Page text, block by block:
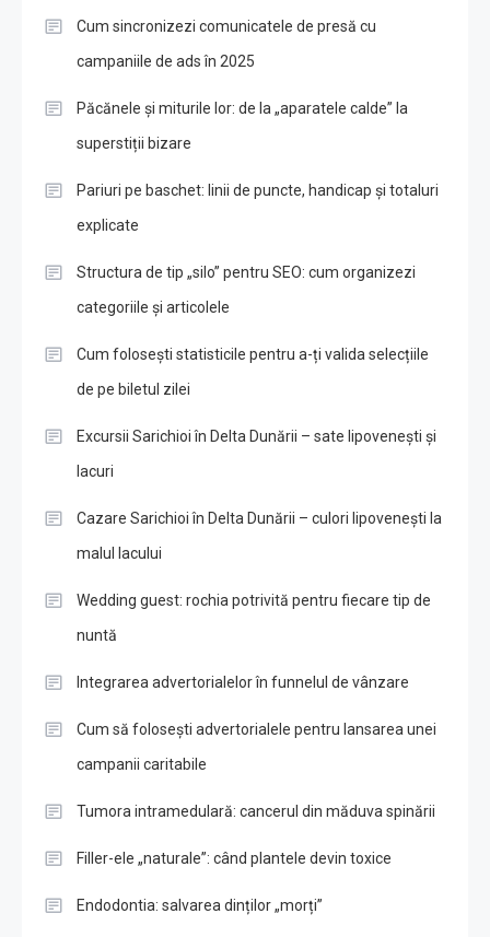
Cum sincronizezi comunicatele de presă cu
campaniile de ads în 2025
Păcănele și miturile lor: de la „aparatele calde” la
superstiții bizare
Pariuri pe baschet: linii de puncte, handicap și totaluri
explicate
Structura de tip „silo” pentru SEO: cum organizezi
categoriile și articolele
Cum folosești statisticile pentru a-ți valida selecțiile
de pe biletul zilei
Excursii Sarichioi în Delta Dunării – sate lipovenești și
lacuri
Cazare Sarichioi în Delta Dunării – culori lipovenești la
malul lacului
Wedding guest: rochia potrivită pentru fiecare tip de
nuntă
Integrarea advertorialelor în funnelul de vânzare
Cum să folosești advertorialele pentru lansarea unei
campanii caritabile
Tumora intramedulară: cancerul din măduva spinării
Filler-ele „naturale”: când plantele devin toxice
Endodontia: salvarea dinților „morți”